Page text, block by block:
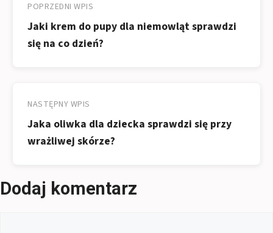
wpisu
POPRZEDNI WPIS
Jaki krem do pupy dla niemowląt sprawdzi
się na co dzień?
NASTĘPNY WPIS
Jaka oliwka dla dziecka sprawdzi się przy
wrażliwej skórze?
Dodaj komentarz